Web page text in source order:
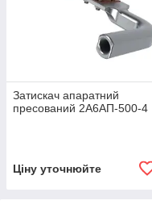
Затискач апаратний
пресований 2А6АП-500-4
Ціну уточнюйте